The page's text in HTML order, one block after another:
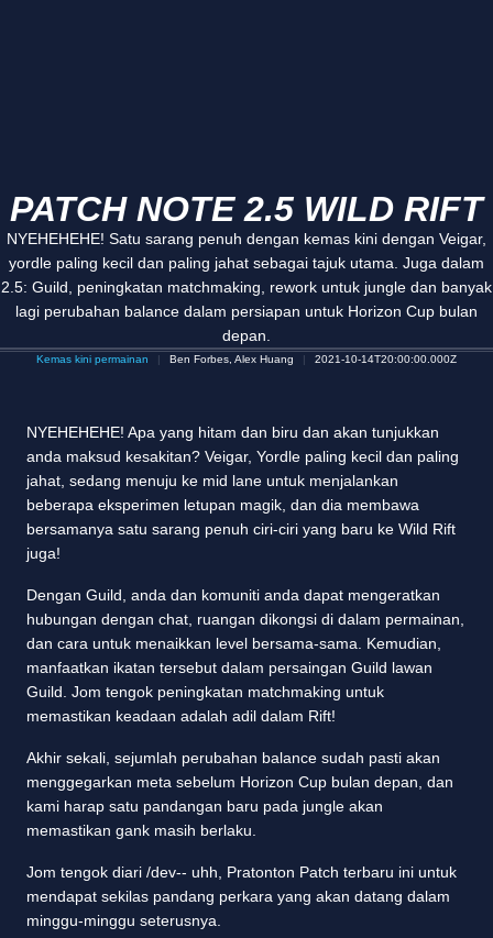
PATCH NOTE 2.5 WILD RIFT
NYEHEHEHE! Satu sarang penuh dengan kemas kini dengan Veigar,
yordle paling kecil dan paling jahat sebagai tajuk utama. Juga dalam
2.5: Guild, peningkatan matchmaking, rework untuk jungle dan banyak
lagi perubahan balance dalam persiapan untuk Horizon Cup bulan
depan.
Kemas kini permainan Ben Forbes, Alex Huang 2021-10-14T20:00:00.000Z
NYEHEHEHE! Apa yang hitam dan biru dan akan tunjukkan
anda maksud kesakitan? Veigar, Yordle paling kecil dan paling
jahat, sedang menuju ke mid lane untuk menjalankan
beberapa eksperimen letupan magik, dan dia membawa
bersamanya satu sarang penuh ciri-ciri yang baru ke Wild Rift
juga!
Dengan Guild, anda dan komuniti anda dapat mengeratkan
hubungan dengan chat, ruangan dikongsi di dalam permainan,
dan cara untuk menaikkan level bersama-sama. Kemudian,
manfaatkan ikatan tersebut dalam persaingan Guild lawan
Guild. Jom tengok peningkatan matchmaking untuk
memastikan keadaan adalah adil dalam Rift!
Akhir sekali, sejumlah perubahan balance sudah pasti akan
menggegarkan meta sebelum Horizon Cup bulan depan, dan
kami harap satu pandangan baru pada jungle akan
memastikan gank masih berlaku.
Jom tengok diari /dev-- uhh, Pratonton Patch terbaru ini untuk
mendapat sekilas pandang perkara yang akan datang dalam
minggu-minggu seterusnya.